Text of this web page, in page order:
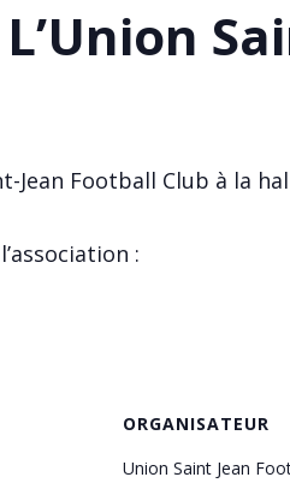
Jean Football Club à la
:
ORGANISATEUR
Union Saint Jean